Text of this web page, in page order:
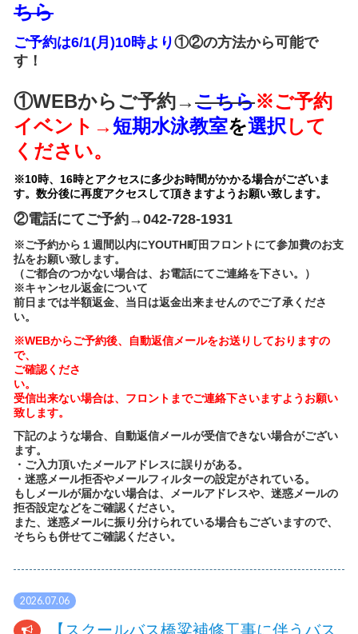
ちら
ご予約は6/1(月)10時より①②の方法から可能で
す！
①WEBからご予約→こちら※ご予約
イベント→短期水泳教室を選択 して
ください。
※10時、16時とアクセスに多少お時間がかかる場合がございま
す。数分後に再度アクセスして頂きますようお願い致します。
②電話にてご予約→042-728-1931
※ご予約から１週間以内にYOUTH町田フロントにて参加費のお支
払をお願い致します。
（ご都合のつかない場合は、お電話にてご連絡を下さい。）
※キャンセル返金について
前日までは半額返金、当日は返金出来ませんのでご了承くださ
い。
※WEBからご予約後、自動返信メールをお送りしておりますの
で、
ご確認くださ
受信出来ない場合は、フロントまでご連絡下さいますようお願い
致します。
下記のような場合、自動返信メールが受信できない場合がござい
ます。
・ご入力頂いたメールアドレスに誤りがある。
・迷惑メール拒否やメールフィルターの設定がされている。
もしメールが届かない場合は、メールアドレスや、迷惑メールの
拒否設定などをご確認ください。
また、迷惑メールに振り分けられている場合もございますので、
そちらも併せてご確認ください。
2026.07.06
【スクールバス橋粱補修工事に伴うバス